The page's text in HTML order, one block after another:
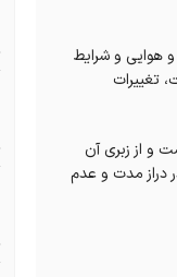
هوایی و شرایط
تغییرات
و از زبری آن
دراز مدت و عدم